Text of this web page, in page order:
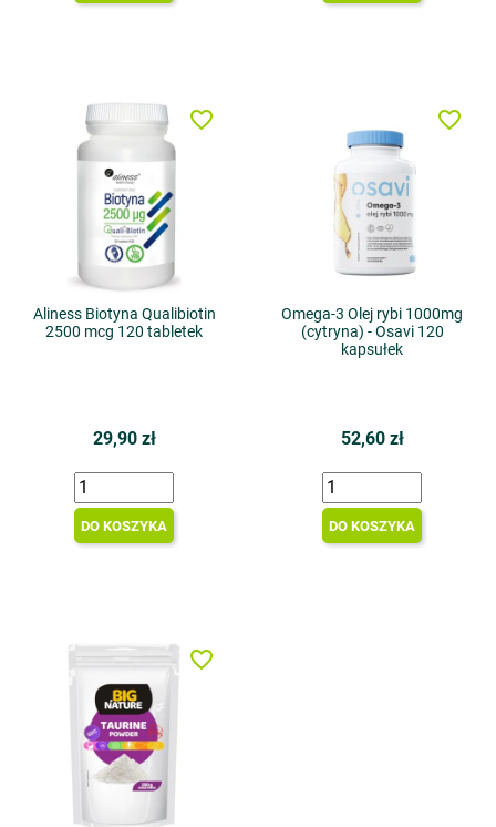
Aliness Biotyna Qualibiotin
2500 mcg 120 tabletek
29,90 zł
DO KOSZYKA
favorite_border
Omega-3 Olej rybi 1000mg
(cytryna) - Osavi 120
kapsułek
52,60 zł
DO KOSZYKA
favorite_border
favorite_border